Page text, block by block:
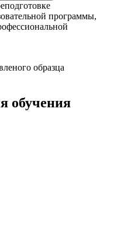
программы,
образца
обучения